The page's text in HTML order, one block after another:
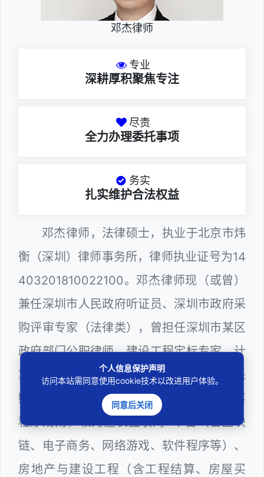
邓杰律师
专业
深耕厚积聚焦专注
尽责
全力办理委托事项
务实
扎实维护合法权益
邓杰律师，法律硕士，执业于北京市炜
衡（深圳）律师事务所，律师执业证号为14
403201810022100。邓杰律师现（或曾）
兼任深圳市人民政府听证员、深圳市政府采
购评审专家（法律类），曾担任深圳市某区
政府部门公职律师、建设工程定标专家、计
算机信息网络安全员，在建筑工务、政府采
购等政府系统工作多年，十分熟悉政府办事
程序规则，较为擅长互联网+平台（含区块
链、电子商务、网络游戏、软件程序等）、
房地产与建设工程（含工程结算、房屋买
个人信息保护声明
访问本站需同意使用cookie技术以改进用户体验。
同意后关闭